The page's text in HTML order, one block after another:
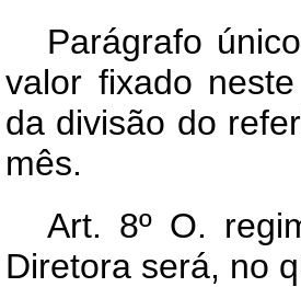
Parágrafo
valor fixado
da divisão do
mês.
Art. 8º O.
Diretora será, no